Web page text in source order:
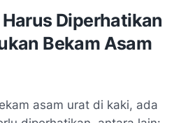
Diperhatikan
Bekam Asam
asam urat di kaki, ada